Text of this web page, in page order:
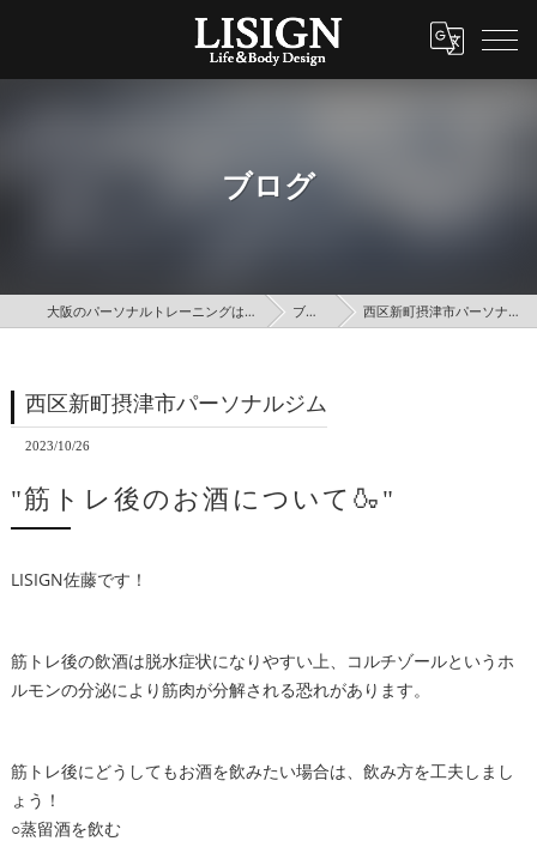
ブログ
大阪のパーソナルトレーニングはLISIGN ブログ 西区新町摂津市パーソナルジム
西区新町摂津市パーソナルジム
2023/10/26
"筋トレ後のお酒について🍶"
LISIGN佐藤です！
筋トレ後の飲酒は脱水症状になりやすい上、コルチゾールというホ
ルモンの分泌により筋肉が分解される恐れがあります。
筋トレ後にどうしてもお酒を飲みたい場合は、飲み方を工夫しまし
ょう！
○蒸留酒を飲む